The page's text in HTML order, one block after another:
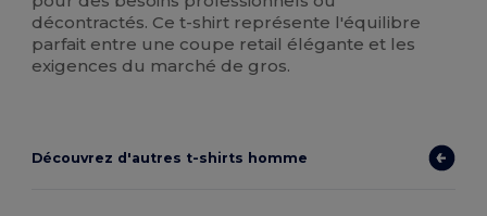
décontractés. Ce t-shirt représente l'équilibre
parfait entre une coupe retail élégante et les
exigences du marché de gros.
Découvrez d'autres t-shirts homme